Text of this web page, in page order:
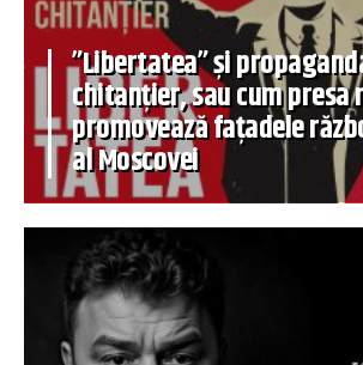
”Libertatea” și
chitanțier, sau cum presa
promovează fațadele
al Moscovei